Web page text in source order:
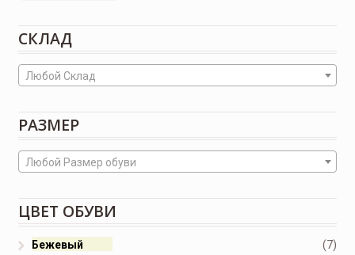
СКЛАД
Любой Склад
РАЗМЕР
Любой Размер обуви
ЦВЕТ ОБУВИ
Бежевый
(7)